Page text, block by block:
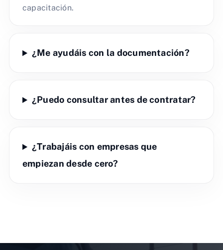
capacitación.
¿Me ayudáis con la documentación?
¿Puedo consultar antes de contratar?
¿Trabajáis con empresas que
empiezan desde cero?